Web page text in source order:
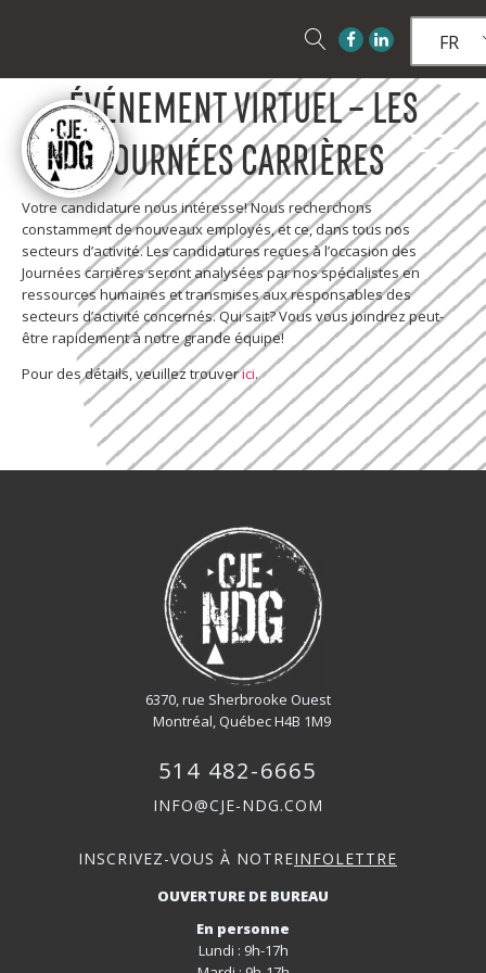
FR
ÉVÉNEMENT VIRTUEL – LES
JOURNÉES CARRIÈRES
Votre candidature nous intéresse! Nous recherchons
constamment de nouveaux employés, et ce, dans tous nos
secteurs d’activité. Les candidatures reçues à l’occasion des
Journées carrières seront analysées par nos spécialistes en
ressources humaines et transmises aux responsables des
secteurs d’activité concernés. Qui sait? Vous vous joindrez peut-
être rapidement à notre grande équipe!
Pour des détails, veuillez trouverici.
6370, rue Sherbrooke Ouest
Montréal, Québec H4B 1M9
514 482-6665
INFO@CJE-NDG.COM
INSCRIVEZ-VOUS À NOTREINFOLETTRE
OUVERTURE DE BUREAU
En personne
Lundi : 9h-17h